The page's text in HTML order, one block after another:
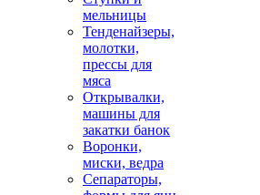
мельницы
Тенденайзеры,
молотки,
прессы для
мяса
Открывалки,
машины для
закатки банок
Воронки,
миски, ведра
Сепараторы,